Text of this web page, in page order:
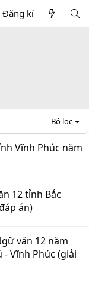
Đăng kí
Bộ lọc
Vĩnh Phúc năm
12 tỉnh Bắc
án)
văn 12 năm
- Vĩnh Phúc (giải